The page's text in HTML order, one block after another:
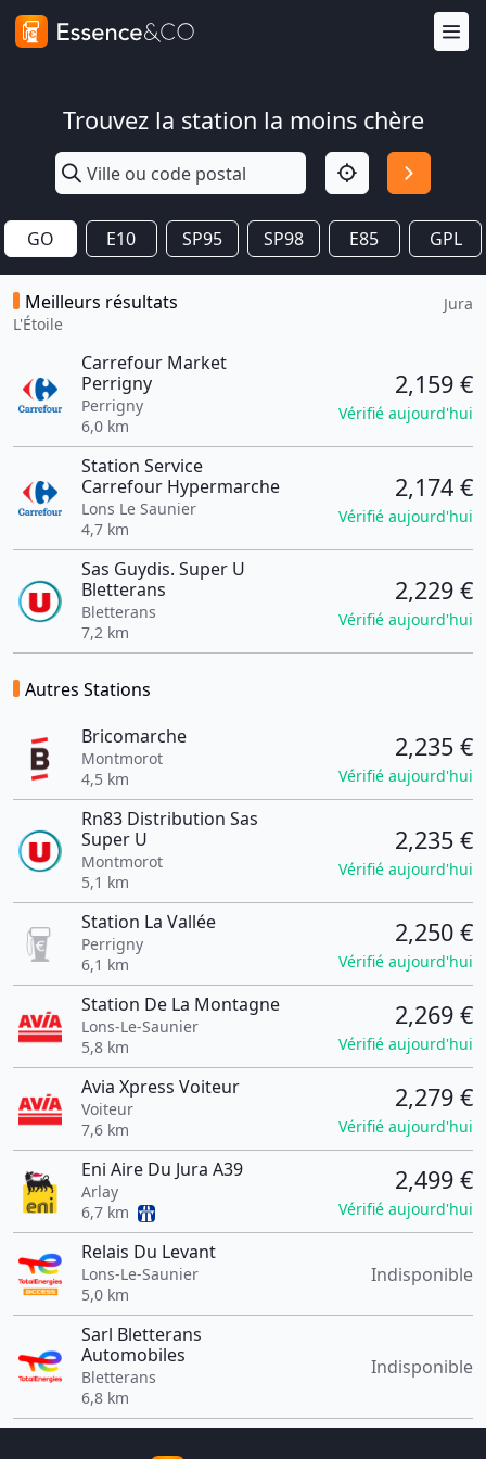
Trouvez la station la moins chère
GO E10 SP95 SP98 E85 GPL
Meilleurs résultats
L'Étoile
Jura
Carrefour Market
Perrigny
Perrigny
6,0 km
2,159 €
Vérifié aujourd'hui
Station Service
Carrefour Hypermarche
Lons Le Saunier
4,7 km
2,174 €
Vérifié aujourd'hui
Sas Guydis. Super U
Bletterans
Bletterans
7,2 km
2,229 €
Vérifié aujourd'hui
Autres Stations
Bricomarche
Montmorot
4,5 km
2,235 €
Vérifié aujourd'hui
Rn83 Distribution Sas
Super U
Montmorot
5,1 km
2,235 €
Vérifié aujourd'hui
Station La Vallée
Perrigny
6,1 km
2,250 €
Vérifié aujourd'hui
Station De La Montagne
Lons-Le-Saunier
5,8 km
2,269 €
Vérifié aujourd'hui
Avia Xpress Voiteur
Voiteur
7,6 km
2,279 €
Vérifié aujourd'hui
Eni Aire Du Jura A39
Arlay
6,7 km
2,499 €
Vérifié aujourd'hui
Relais Du Levant
Lons-Le-Saunier
5,0 km
Indisponible
Sarl Bletterans
Automobiles
Bletterans
6,8 km
Indisponible